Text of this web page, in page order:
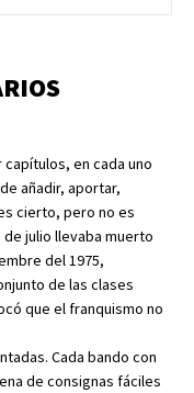
en cada uno
añadir, aportar,
cierto, pero no es
julio llevaba muerto
del 1975,
de las clases
que el franquismo no
Cada bando con
de consignas fáciles